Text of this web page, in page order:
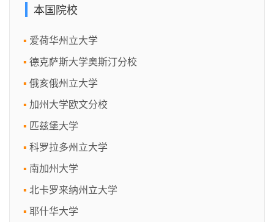
本国院校
爱荷华州立大学
德克萨斯大学奥斯汀分校
俄亥俄州立大学
加州大学欧文分校
匹兹堡大学
科罗拉多州立大学
南加州大学
北卡罗来纳州立大学
耶什华大学